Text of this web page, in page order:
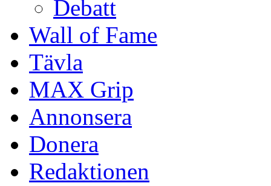
Debatt
Wall of Fame
Tävla
MAX Grip
Annonsera
Donera
Redaktionen